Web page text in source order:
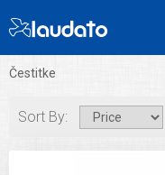
Čestitke
Sort By